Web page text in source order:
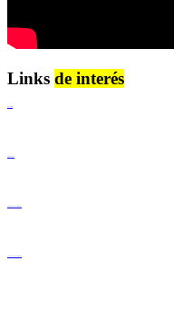
Links de interés